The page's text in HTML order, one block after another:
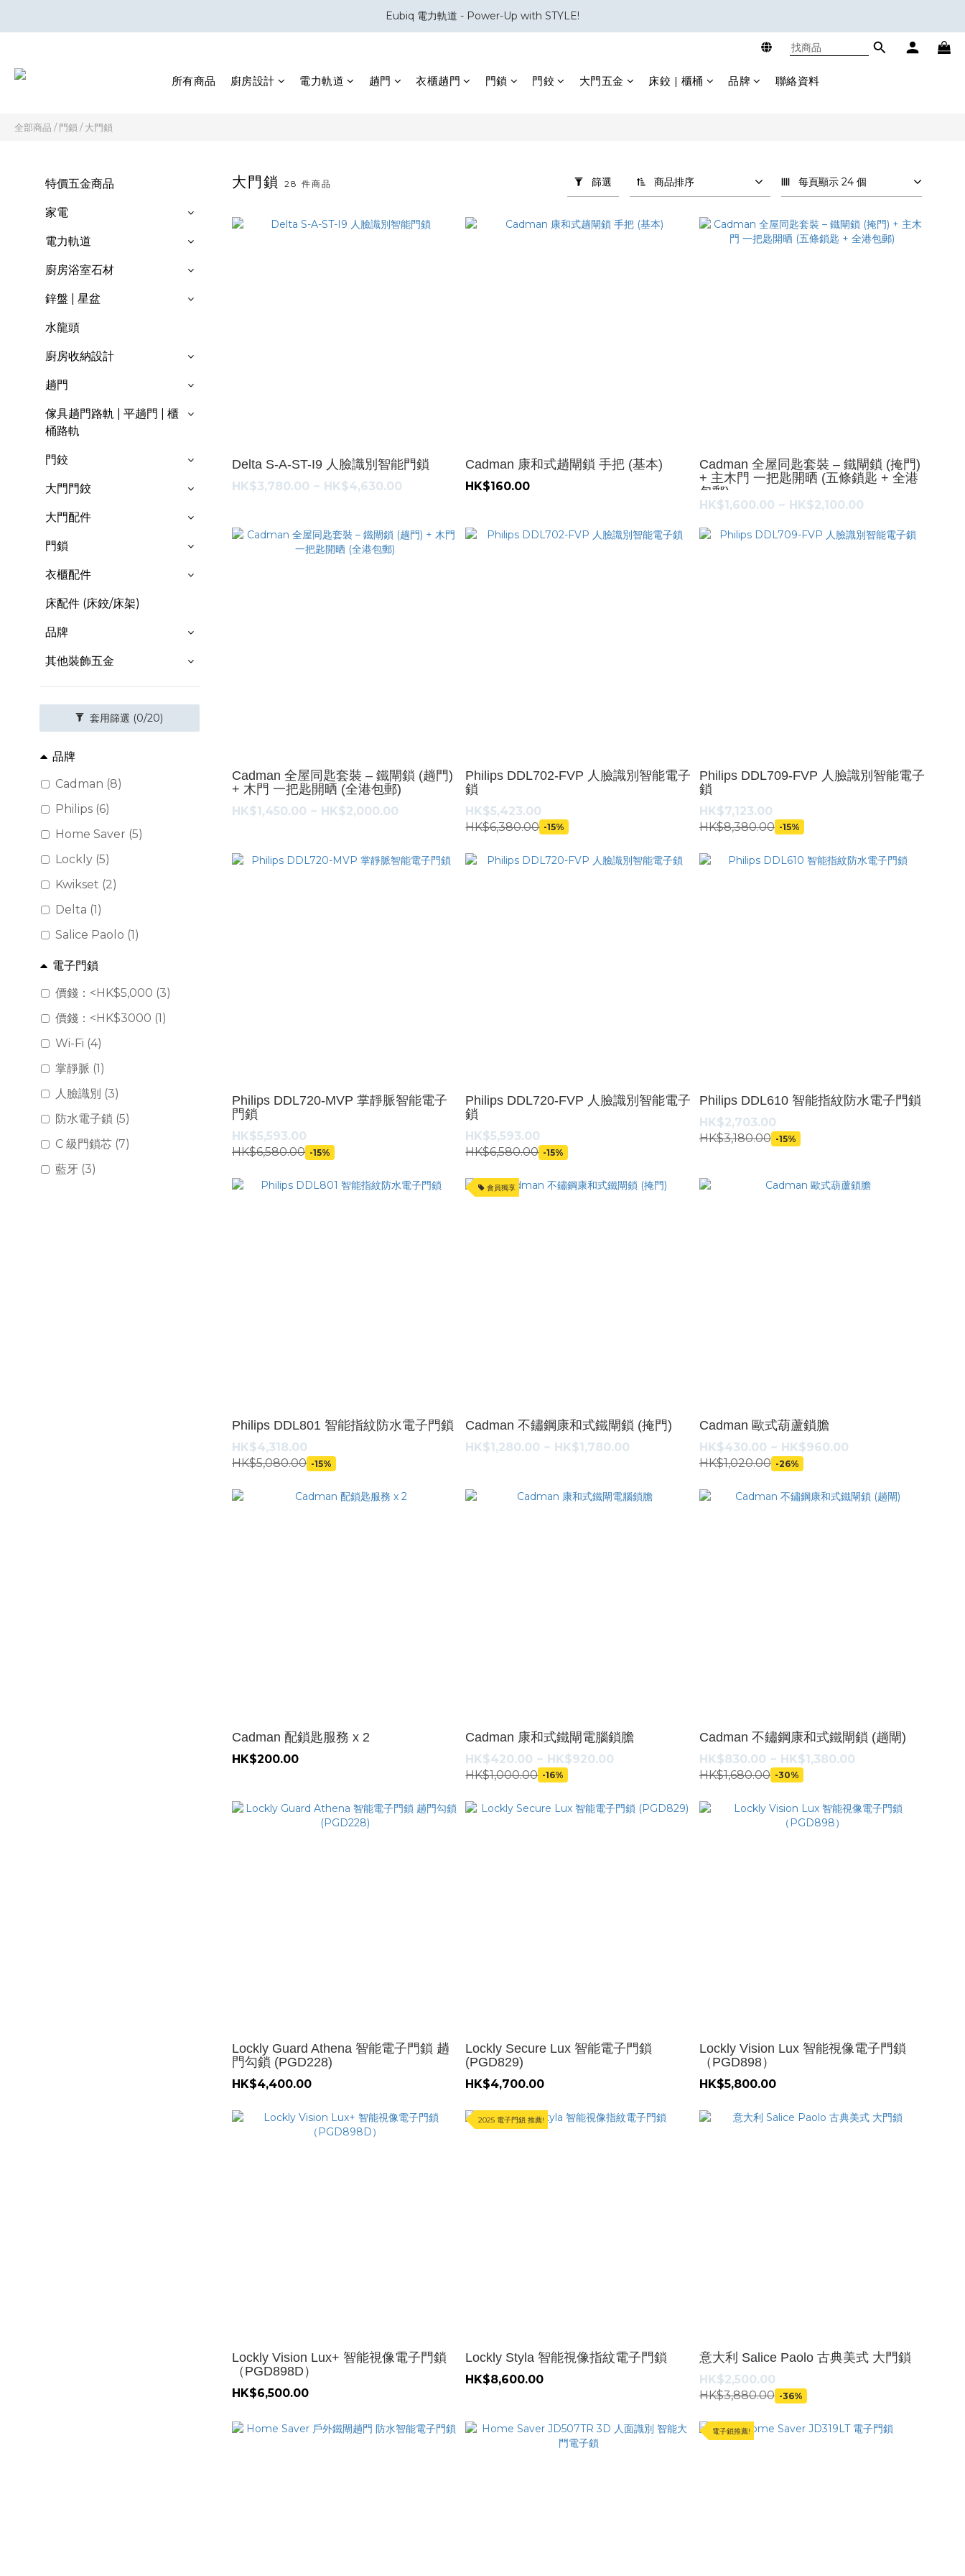
會員積分換領百佳 HK$50 購物禮券
Eubiq 電力軌道 - Power-Up with STYLE!
所有商品 廚房設計 電力軌道 趟門 衣櫃趟門 門鎖 門鉸 大門五金 床鉸 | 櫃桶 品牌 聯絡資料
全部商品 /門鎖 /大門鎖
特價五金商品
家電
電力軌道
廚房浴室石材
鋅盤 | 星盆
水龍頭
廚房收納設計
趟門
傢具趟門路軌 | 平趟門 | 櫃
桶路軌
門鉸
大門門鉸
大門配件
門鎖
衣櫃配件
床配件 (床鉸/床架)
品牌
其他裝飾五金
套用篩選 (0/20)
品牌
Cadman (8)
Philips (6)
Home Saver (5)
Lockly (5)
Kwikset (2)
Delta (1)
Salice Paolo (1)
電子門鎖
價錢：<HK$5,000 (3)
價錢：<HK$3000 (1)
Wi-Fi (4)
掌靜脈 (1)
人臉識別 (3)
防水電子鎖 (5)
C 級門鎖芯 (7)
藍牙 (3)
大門鎖28 件商品 篩選 商品排序 每頁顯示 24 個
Delta S-A-ST-I9 人臉識別智能門鎖
HK$3,780.00 ~ HK$4,630.00
Cadman 康和式趟閘鎖 手把 (基本)
HK$160.00
Cadman 全屋同匙套裝 – 鐵閘鎖 (掩門)
+ 主木門 一把匙開晒 (五條鎖匙 + 全港
包郵)
HK$1,600.00 ~ HK$2,100.00
Cadman 全屋同匙套裝 – 鐵閘鎖 (趟門)
+ 木門 一把匙開晒 (全港包郵)
HK$1,450.00 ~ HK$2,000.00
Philips DDL702-FVP 人臉識別智能電子
鎖
HK$5,423.00
HK$6,380.00 -15%
Philips DDL709-FVP 人臉識別智能電子
鎖
HK$7,123.00
HK$8,380.00 -15%
Philips DDL720-MVP 掌靜脈智能電子
門鎖
HK$5,593.00
HK$6,580.00 -15%
Philips DDL720-FVP 人臉識別智能電子
鎖
HK$5,593.00
HK$6,580.00 -15%
Philips DDL610 智能指紋防水電子門鎖
HK$2,703.00
HK$3,180.00 -15%
Philips DDL801 智能指紋防水電子門鎖
HK$4,318.00
HK$5,080.00 -15%
會員獨享
Cadman 不鏽鋼康和式鐵閘鎖 (掩門)
HK$1,280.00 ~ HK$1,780.00
Cadman 歐式葫蘆鎖膽
HK$430.00 ~ HK$960.00
HK$1,020.00 -26%
Cadman 配鎖匙服務 x 2
HK$200.00
Cadman 康和式鐵閘電腦鎖膽
HK$420.00 ~ HK$920.00
HK$1,000.00 -16%
Cadman 不鏽鋼康和式鐵閘鎖 (趟閘)
HK$830.00 ~ HK$1,380.00
HK$1,680.00 -30%
Lockly Guard Athena 智能電子門鎖 趟
門勾鎖 (PGD228)
HK$4,400.00
Lockly Secure Lux 智能電子門鎖
(PGD829)
HK$4,700.00
Lockly Vision Lux 智能視像電子門鎖
（PGD898）
HK$5,800.00
Lockly Vision Lux+ 智能視像電子門鎖
（PGD898D）
HK$6,500.00
2025 電子門鎖 推薦!
Lockly Styla 智能視像指紋電子門鎖
HK$8,600.00
意大利 Salice Paolo 古典美式 大門鎖
HK$2,500.00
HK$3,880.00 -36%
電子鎖推薦!